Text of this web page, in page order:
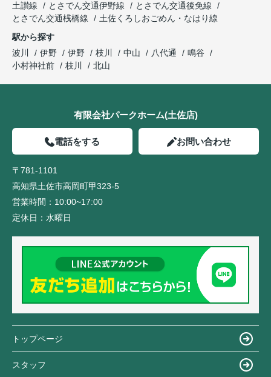
土讃線
とさでん交通伊野線
とさでん交通後免線
とさでん交通桟橋線
土佐くろしおごめん・なはり線
駅から探す
波川
伊野 伊野 枝川 中山 八代通
鳴谷
小村神社前
枝川 北山
有限会社パークホーム(土佐店)
電話をする お問い合わせ
〒781-1101
高知県土佐市高岡町甲323-5
営業時間： 10:00~17:00
定休日： 水曜日
トップページ
スタッフ